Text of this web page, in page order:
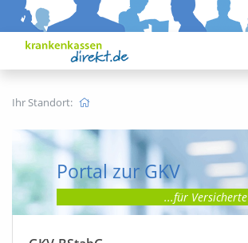
Ihr Standort:
Portal zur GKV
...für Versicherte